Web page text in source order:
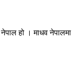
हो । माधव नेपालमा